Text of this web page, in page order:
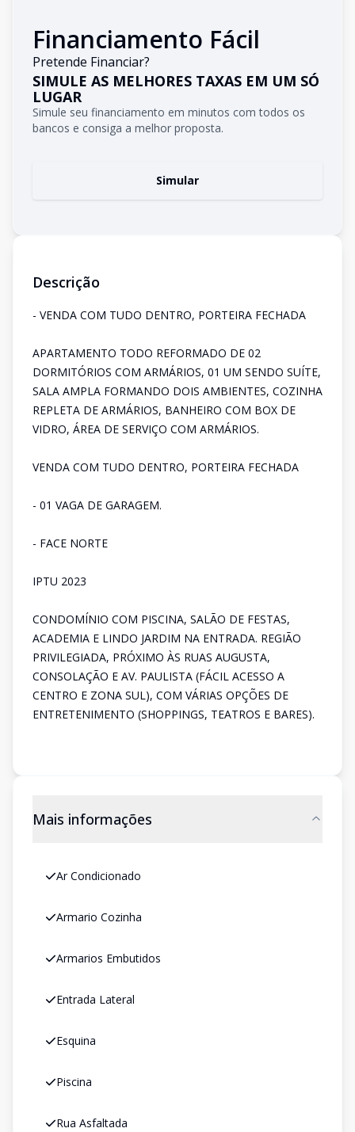
Financiamento Fácil
Pretende Financiar?
SIMULE AS MELHORES TAXAS EM UM SÓ
LUGAR
Simule seu financiamento em minutos com todos os
bancos e consiga a melhor proposta.
Simular
Descrição
- VENDA COM TUDO DENTRO, PORTEIRA FECHADA
APARTAMENTO TODO REFORMADO DE 02
DORMITÓRIOS COM ARMÁRIOS, 01 UM SENDO SUÍTE,
SALA AMPLA FORMANDO DOIS AMBIENTES, COZINHA
REPLETA DE ARMÁRIOS, BANHEIRO COM BOX DE
VIDRO, ÁREA DE SERVIÇO COM ARMÁRIOS.
VENDA COM TUDO DENTRO, PORTEIRA FECHADA
- 01 VAGA DE GARAGEM.
- FACE NORTE
IPTU 2023
CONDOMÍNIO COM PISCINA, SALÃO DE FESTAS,
ACADEMIA E LINDO JARDIM NA ENTRADA. REGIÃO
PRIVILEGIADA, PRÓXIMO ÀS RUAS AUGUSTA,
CONSOLAÇÃO E AV. PAULISTA (FÁCIL ACESSO A
CENTRO E ZONA SUL), COM VÁRIAS OPÇÕES DE
ENTRETENIMENTO (SHOPPINGS, TEATROS E BARES).
Mais informações
Ar Condicionado
Armario Cozinha
Armarios Embutidos
Entrada Lateral
Esquina
Piscina
Rua Asfaltada